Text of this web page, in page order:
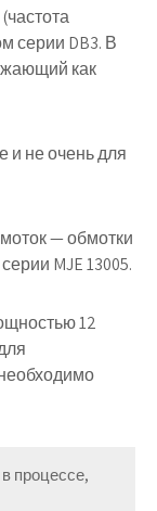
серии DB3. В
как
не очень для
— обмотки
MJE 13005.
12
процессе,